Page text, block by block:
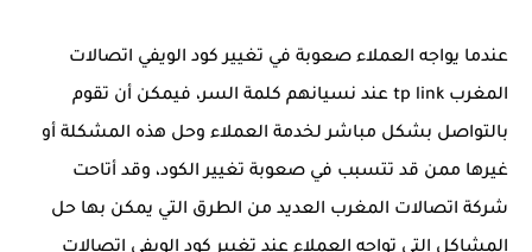
عندما يواجه العملاء صعوبة في تغيير كود الويفي اتصالات
المغرب tp link عند نسيانهم كلمة السر، فيمكن أن تقوم
بالتواصل بشكل مباشر لخدمة العملاء وحل هذه المشكلة أو
غيرها ممن قد تتسبب في صعوبة تغيير الكود، وقد أتاحت
شركة اتصالات المغرب العديد من الطرق التي يمكن بها حل